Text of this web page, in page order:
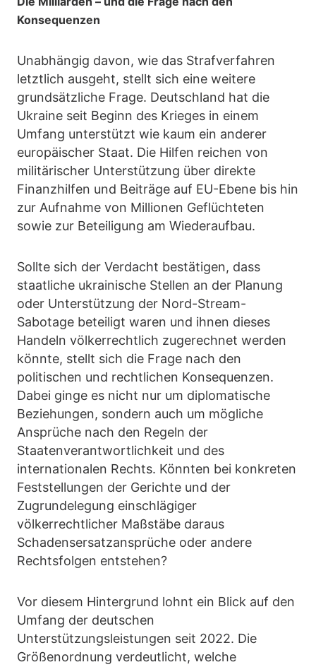
Konsequenzen
Unabhängig davon, wie das Strafverfahren
letztlich ausgeht, stellt sich eine weitere
grundsätzliche Frage. Deutschland hat die
Ukraine seit Beginn des Krieges in einem
Umfang unterstützt wie kaum ein anderer
europäischer Staat. Die Hilfen reichen von
militärischer Unterstützung über direkte
Finanzhilfen und Beiträge auf EU-Ebene bis hin
zur Aufnahme von Millionen Geflüchteten
sowie zur Beteiligung am Wiederaufbau.
Sollte sich der Verdacht bestätigen, dass
staatliche ukrainische Stellen an der Planung
oder Unterstützung der Nord-Stream-
Sabotage beteiligt waren und ihnen dieses
Handeln völkerrechtlich zugerechnet werden
könnte, stellt sich die Frage nach den
politischen und rechtlichen Konsequenzen.
Dabei ginge es nicht nur um diplomatische
Beziehungen, sondern auch um mögliche
Ansprüche nach den Regeln der
Staatenverantwortlichkeit und des
internationalen Rechts. Könnten bei konkreten
Feststellungen der Gerichte und der
Zugrundelegung einschlägiger
völkerrechtlicher Maßstäbe daraus
Schadensersatzansprüche oder andere
Rechtsfolgen entstehen?
Vor diesem Hintergrund lohnt ein Blick auf den
Umfang der deutschen
Unterstützungsleistungen seit 2022. Die
Größenordnung verdeutlicht, welche